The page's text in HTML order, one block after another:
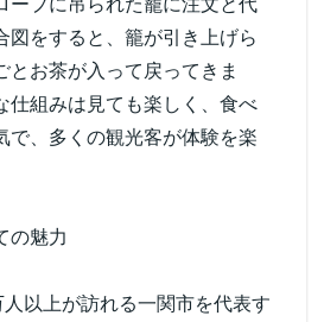
図をすると、籠が引き上げら
とお茶が入って戻ってきま
仕組みは見ても楽しく、食べ
で、多くの観光客が体験を楽
の魅力
以上が訪れる一関市を代表す